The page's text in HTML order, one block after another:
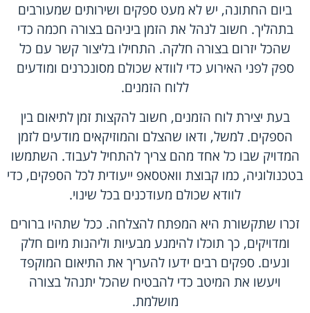
ביום החתונה, יש לא מעט ספקים ושירותים שמעורבים
בתהליך. חשוב לנהל את הזמן ביניהם בצורה חכמה כדי
שהכל יזרום בצורה חלקה. התחילו בליצור קשר עם כל
ספק לפני האירוע כדי לוודא שכולם מסונכרנים ומודעים
ללוח הזמנים.
בעת יצירת לוח הזמנים, חשוב להקצות זמן לתיאום בין
הספקים. למשל, ודאו שהצלם והמוזיקאים מודעים לזמן
המדויק שבו כל אחד מהם צריך להתחיל לעבוד. השתמשו
בטכנולוגיה, כמו קבוצת וואטסאפ ייעודית לכל הספקים, כדי
לוודא שכולם מעודכנים בכל שינוי.
זכרו שתקשורת היא המפתח להצלחה. ככל שתהיו ברורים
ומדויקים, כך תוכלו להימנע מבעיות וליהנות מיום חלק
ונעים. ספקים רבים ידעו להעריך את התיאום המוקפד
ויעשו את המיטב כדי להבטיח שהכל יתנהל בצורה
מושלמת.